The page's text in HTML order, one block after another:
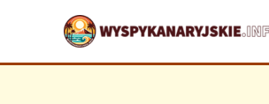
treści